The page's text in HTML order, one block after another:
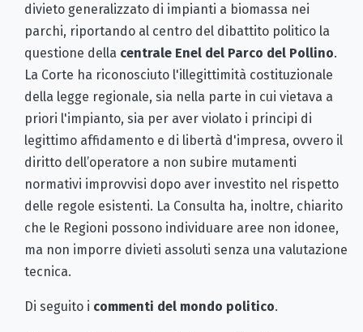
divieto generalizzato di impianti a biomassa nei
parchi, riportando al centro del dibattito politico la
questione della centrale Enel del Parco del Pollino.
La Corte ha riconosciuto l'illegittimità costituzionale
della legge regionale, sia nella parte in cui vietava a
priori l'impianto, sia per aver violato i principi di
legittimo affidamento e di libertà d'impresa, ovvero il
diritto dell’operatore a non subire mutamenti
normativi improvvisi dopo aver investito nel rispetto
delle regole esistenti. La Consulta ha, inoltre, chiarito
che le Regioni possono individuare aree non idonee,
ma non imporre divieti assoluti senza una valutazione
tecnica.
Di seguito i commenti del mondo politico.